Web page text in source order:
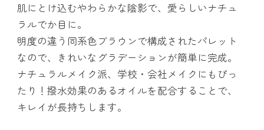
肌にとけ込むやわらかな陰影で、愛らしいナチュ
ラルでか目に。
明度の違う同系色ブラウンで構成されたパレット
なので、きれいなグラデーションが簡単に完成。
ナチュラルメイク派、学校・会社メイクにもぴっ
たり！撥水効果のあるオイルを配合することで、
キレイが長持ちします。